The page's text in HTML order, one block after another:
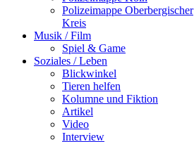
Polizeimappe Oberbergischer
Kreis
Musik / Film
Spiel & Game
Soziales / Leben
Blickwinkel
Tieren helfen
Kolumne und Fiktion
Artikel
Video
Interview